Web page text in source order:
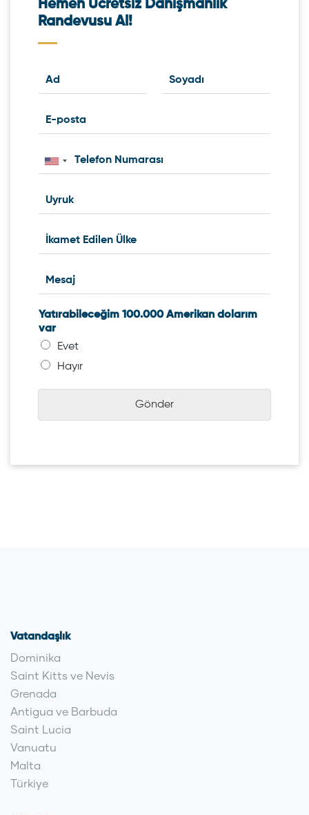
Hemen Ücretsiz Danışmanlık
Randevusu Al!
Yatırabileceğim 100.000 Amerikan dolarım
var
Evet
Hayır
Gönder
Vatandaşlık
Dominika
Saint Kitts ve Nevis
Grenada
Antigua ve Barbuda
Saint Lucia
Vanuatu
Malta
Türkiye